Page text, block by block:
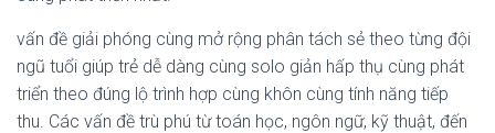
vấn đề giải phóng cùng mở rộng phân tách sẻ theo từng đội
ngũ tuổi giúp trẻ dễ dàng cùng solo giản hấp thụ cùng phát
triển theo đúng lộ trình hợp cùng khôn cùng tính năng tiếp
thu. Các vấn đề trù phú từ toán học, ngôn ngữ, kỹ thuật, đến